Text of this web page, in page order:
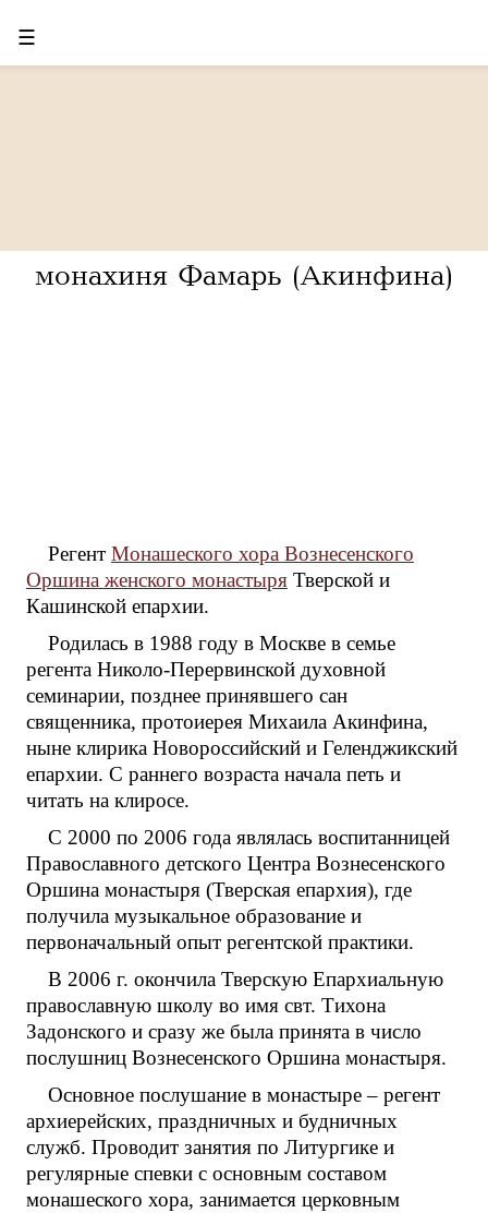
☰
монахиня Фамарь (Акинфина)
Регент Монашеского хора Вознесенского
Оршина женского монастыря Тверской и
Кашинской епархии.
Родилась в 1988 году в Москве в семье
регента Николо-Перервинской духовной
семинарии, позднее принявшего сан
священника, протоиерея Михаила Акинфина,
ныне клирика Новороссийский и Геленджикский
епархии. С раннего возраста начала петь и
читать на клиросе.
С 2000 по 2006 года являлась воспитанницей
Православного детского Центра Вознесенского
Оршина монастыря (Тверская епархия), где
получила музыкальное образование и
первоначальный опыт регентской практики.
В 2006 г. окончила Тверскую Епархиальную
православную школу во имя свт. Тихона
Задонского и сразу же была принята в число
послушниц Вознесенского Оршина монастыря.
Основное послушание в монастыре – регент
архиерейских, праздничных и будничных
служб. Проводит занятия по Литургике и
регулярные спевки с основным составом
монашеского хора, занимается церковным